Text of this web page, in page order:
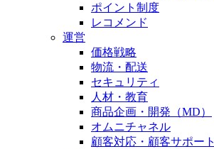
ポイント制度
レコメンド
運営
価格戦略
物流・配送
セキュリティ
人材・教育
商品企画・開発（MD）
オムニチャネル
顧客対応・顧客サポート